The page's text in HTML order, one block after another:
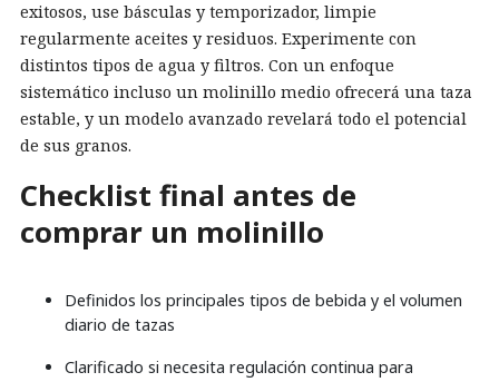
exitosos, use básculas y temporizador, limpie
regularmente aceites y residuos. Experimente con
distintos tipos de agua y filtros. Con un enfoque
sistemático incluso un molinillo medio ofrecerá una taza
estable, y un modelo avanzado revelará todo el potencial
de sus granos.
Checklist final antes de
comprar un molinillo
Definidos los principales tipos de bebida y el volumen
diario de tazas
Clarificado si necesita regulación continua para